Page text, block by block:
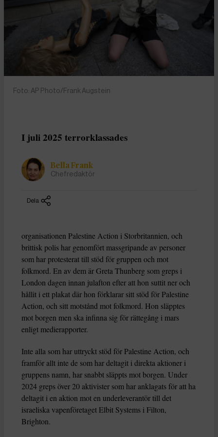
Foto: AP Photo/Frank Augstein
I juli 2025 terrorklassades
Bella Frank
Chefredaktör
Dela
organisationen Palestine Action i Storbritannien, och
brittisk polis har genomfört massgripande av personer
som har protesterat till stöd för gruppen och mot
folkmord. En av dem är Greta Thunberg som greps i
London dagen innan julafton efter att hon suttit ner och
hållit i ett plakat där hon förklarar sitt stöd för Palestine
Action, och sitt motstånd mot folkmord. Hon släpptes
mot borgen men ska infinna sig för rättegång i mars
enligt medierapporter.
Inte alla som har uttryckt stöd för Palestine Action, och
framför allt inte de som har deltagit i direkta aktioner i
gruppens namn, har snabbt släppts mot borgen. Under
2024 greps över 20 aktivister som har anklagats för att ha
deltagit i en aktion mot en underleverantör till det
israeliska vapenföretaget Elbit Systems i Filton,
Brighton.